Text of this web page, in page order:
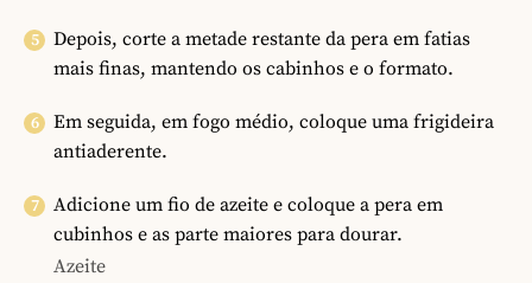
Depois, corte a metade restante da pera em fatias
mais finas, mantendo os cabinhos e o formato.
Em seguida, em fogo médio, coloque uma frigideira
antiaderente.
Adicione um fio de azeite e coloque a pera em
cubinhos e as parte maiores para dourar.
Azeite